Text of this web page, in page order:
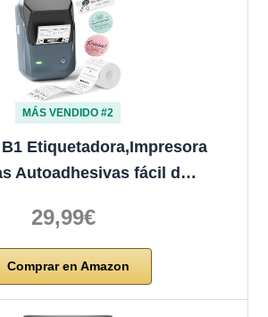
MÁS VENDIDO #2
B1 Etiquetadora,Impresora
Autoadhesivas fácil d…
29,99€
Comprar en Amazon